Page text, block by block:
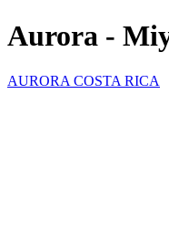
Aurora -
AURORA COSTA RICA